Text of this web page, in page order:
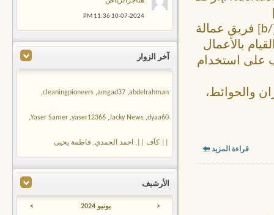
[url=https://www.nileriyadh.com/]ركن كلين[/url][/b] فريق عمالة
بالأعمال
على استخدام
والحوائط،
قراءة المزيد
10-07-2024
11:36 PM
آخر الزوار
abdelrahman
,
amgad37
,
cleaningpioneers
,
dyaa60
,
Jacky News
,
yaser12366
,
Yaser Samer
,
|| كآف || , احمد الحمدي, فاطمة يحيى
الأرشيف
< يونيو 2024 >